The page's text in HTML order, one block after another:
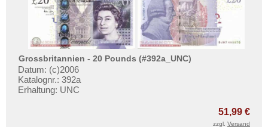
Grossbritannien - 20 Pounds (#392a_UNC)
Datum: (c)2006
Katalognr.: 392a
Erhaltung: UNC
51,99 €
zzgl. Versand